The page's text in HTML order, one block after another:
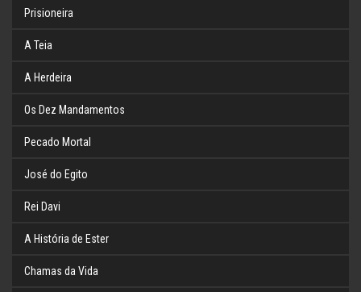
Prisioneira
A Teia
A Herdeira
Os Dez Mandamentos
Pecado Mortal
José do Egito
Rei Davi
A História de Ester
Chamas da Vida